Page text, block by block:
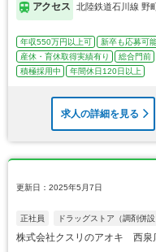
アクセス 北陸鉄道石川線 野
年収550万円以上可 新卒も応募可
産休・育休取得実績有り
総合門前
積極採用中
年間休日120日以上
求人の詳細を見る
更新日：2025年5月7日
正社員 ドラッグストア（調剤併設
株式会社クスリのアオキ 西泉